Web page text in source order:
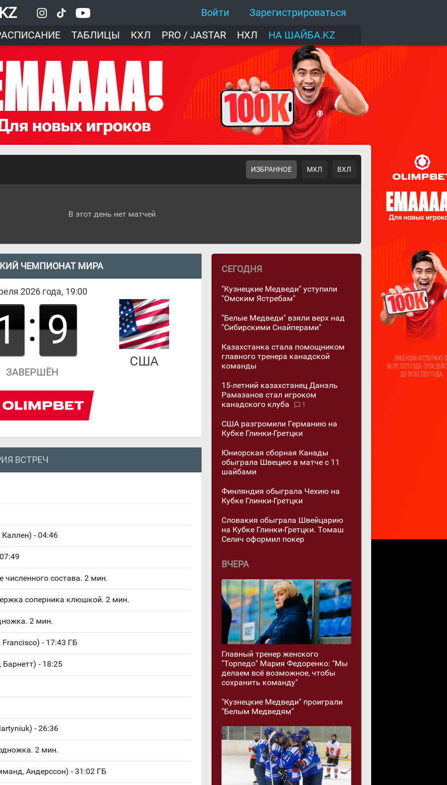
Войти
Зарегистрироваться
ТАБЛИЦЫ КХЛ PRO / JASTAR НХЛ НА ШАЙБА.KZ
ИЗБРАННОЕ МХЛ ВХЛ
В этот день нет матчей
ЧЕМПИОНАТ МИРА
2026 года, 19:00
: 9
ЗАВЕРШЁН
США
ВСТРЕЧ
Каллен) - 04:46
численного состава. 2 мин.
соперника клюшкой. 2 мин.
2 мин.
- 17:43 ГБ
Барнетт) - 18:25
- 26:36
2 мин.
Андерссон) - 31:02 ГБ
СЕГОДНЯ
"Кузнецкие Медведи" уступили
"Омским Ястребам"
"Белые Медведи" взяли верх над
"Сибирскими Снайперами"
Казахстанка стала помощником
главного тренера канадской
команды
15-летний казахстанец Данэль
Рамазанов стал игроком
канадского клуба
1
США разгромили Германию на
Кубке Глинки-Гретцки
Юниорская сборная Канады
обыграла Швецию в матче с 11
шайбами
Финляндия обыграла Чехию на
Кубке Глинки-Гретцки
Словакия обыграла Швейцарию
на Кубке Глинки-Гретцки. Томаш
Селич оформил покер
ВЧЕРА
Главный тренер женского
"Торпедо" Мария Федоренко: "Мы
делаем всё возможное, чтобы
сохранить команду"
"Кузнецкие Медведи" проиграли
"Белым Медведям"